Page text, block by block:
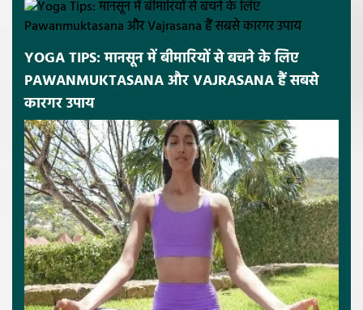
YOGA TIPS: मानसून में बीमारियों से बचने के लिए
PAWANMUKTASANA और VAJRASANA हैं सबसे
कारगर उपाय